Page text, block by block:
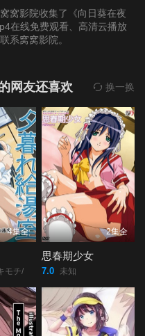
窝影院收集了《向日葵在夜
在线免费观看、高清云播放
系窝窝影院。
网友还喜欢 换一换
4集全
モチ/
2集全
思春期少女
7.0 未知